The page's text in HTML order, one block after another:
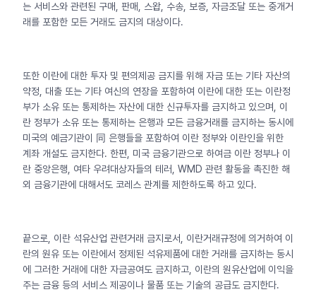
는 서비스와 관련된 구매, 판매, 스왑, 수송, 보증, 자금조달 또는 중개거
래를 포함한 모든 거래도 금지의 대상이다.
또한 이란에 대한 투자 및 편의제공 금지를 위해 자금 또는 기타 자산의
약정, 대출 또는 기타 여신의 연장을 포함하여 이란에 대한 또는 이란정
부가 소유 또는 통제하는 자산에 대한 신규투자를 금지하고 있으며, 이
란 정부가 소유 또는 통제하는 은행과 모든 금융거래를 금지하는 동시에
미국의 예금기관이 同 은행들을 포함하여 이란 정부와 이란인을 위한
계좌 개설도 금지한다. 한편, 미국 금융기관으로 하여금 이란 정부나 이
란 중앙은행, 여타 우려대상자들의 테러, WMD 관련 활동을 촉진한 해
외 금융기관에 대해서도 코레스 관계를 제한하도록 하고 있다.
끝으로, 이란 석유산업 관련거래 금지로서, 이란거래규정에 의거하여 이
란의 원유 또는 이란에서 정제된 석유제품에 대한 거래를 금지하는 동시
에 그러한 거래에 대한 자금공여도 금지하고, 이란의 원유산업에 이익을
주는 금융 등의 서비스 제공이나 물품 또는 기술의 공급도 금지한다.